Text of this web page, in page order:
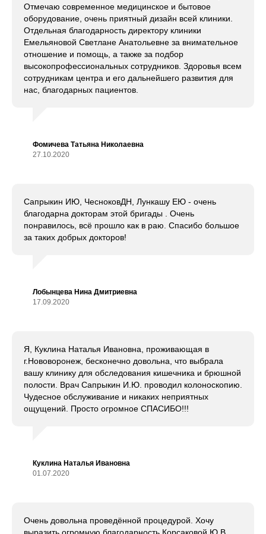
Отмечаю современное медицинское и бытовое
оборудование, очень приятный дизайн всей клиники.
Отдельная благодарность директору клиники
Емельяновой Светлане Анатольевне за внимательное
отношение и помощь, а также за подбор
высокопрофессиональных сотрудников. Здоровья всем
сотрудникам центра и его дальнейшего развития для
нас, благодарных пациентов.
Фомичева Татьяна Николаевна
27.10.2020
Сапрыкин ИЮ, ЧесноковДН, Лункашу ЕЮ - очень
благодарна докторам этой бригады . Очень
понравилось, всё прошло как в раю. Спасибо большое
за таких добрых докторов!
Лобынцева Нина Дмитриевна
17.09.2020
Я, Куклина Наталья Ивановна, проживающая в
г.Нововоронеж, бесконечно довольна, что выбрала
вашу клинику для обследования кишечника и брюшной
полости. Врач Сапрыкин И.Ю. проводил колоноскопию.
Чудесное обслуживание и никаких неприятных
ощущений. Просто огромное СПАСИБО!!!
Куклина Наталья Ивановна
01.07.2020
Очень довольна проведённой процедурой. Хочу